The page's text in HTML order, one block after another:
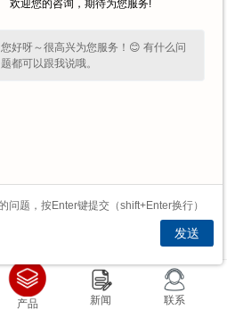
产品 新闻 联系
欢迎您的咨询，期待为您服务!
您好呀～很高兴为您服务！😊 有什么问
题都可以跟我说哦。
发送